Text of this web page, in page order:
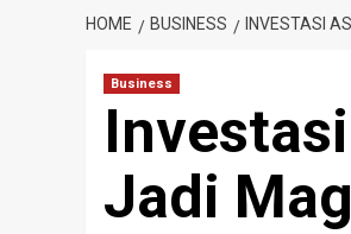
HOME BUSINESS INVESTASI
Business
Jadi